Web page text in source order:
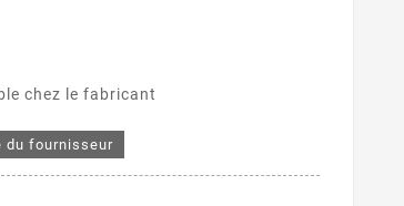
chez le fabricant
du fournisseur